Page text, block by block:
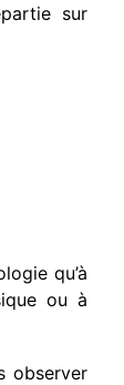
sur
qu’à
ou à
observer